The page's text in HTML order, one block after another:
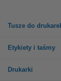
Tusze do
Etykiety i taśmy
Drukarki